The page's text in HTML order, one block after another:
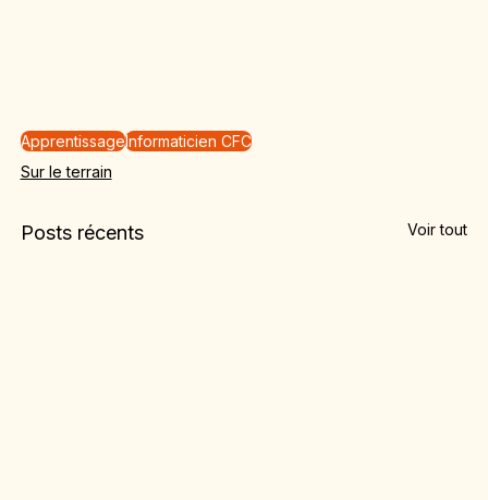
ApprentissageInformaticien CFC
Sur le terrain
Posts récents Voir tout